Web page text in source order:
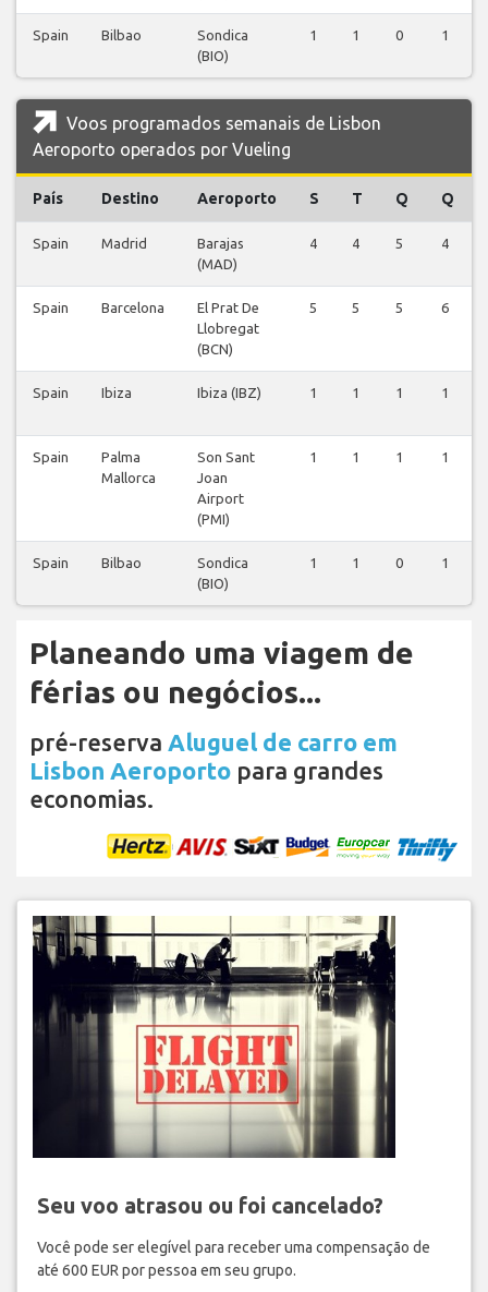
Spain Bilbao
Sondica
(BIO)
1 1 0 1
Voos programados semanais de Lisbon
Aeroporto operados por Vueling
País Destino Aeroporto S T Q Q
Spain Madrid
Barajas
(MAD)
4 4 5 4
Spain Barcelona
El Prat De
Llobregat
(BCN)
5 5 5 6
Spain Ibiza Ibiza (IBZ) 1 1 1 1
Spain
Palma
Mallorca
Son Sant
Joan
Airport
(PMI)
1 1 1 1
Spain Bilbao
Sondica
(BIO)
1 1 0 1
Planeando uma viagem de
férias ou negócios...
pré-reserva Aluguel de carro em
Lisbon Aeroporto para grandes
economias.
Seu voo atrasou ou foi cancelado?
Você pode ser elegível para receber uma compensação de
até 600 EUR por pessoa em seu grupo.